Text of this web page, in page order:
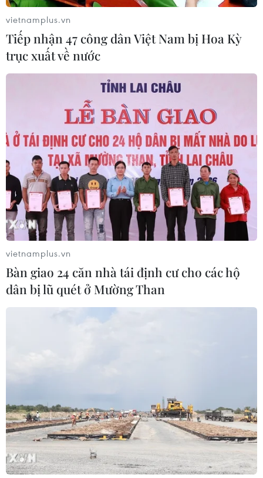
kinh tế trọng điểm phía Nam
06/05/2019 08:38
Thủ tướng Nguyễn Xuân Phúc cho rằng cần phải có cơ
chế chính sách đặc thù để tạo bước phát triển mạnh mẽ
cho toàn vùng kinh tế trọng điểm phía Nam.
Khảo sát, tiếp nhận ý kiến của nhân dân
góp phần xây dựng TP.HCM
chất lượng nguồn nhân lực, lĩnh vực giáo dục-y tế, công
tác xây dựng Đảng, chính quyền điện tử.
vietnamplus.vn
Tiếp nhận 47 công dân Việt Nam bị Hoa Kỳ
trục xuất về nước
vietnamplus.vn
Bàn giao 24 căn nhà tái định cư cho các hộ
dân bị lũ quét ở Mường Than